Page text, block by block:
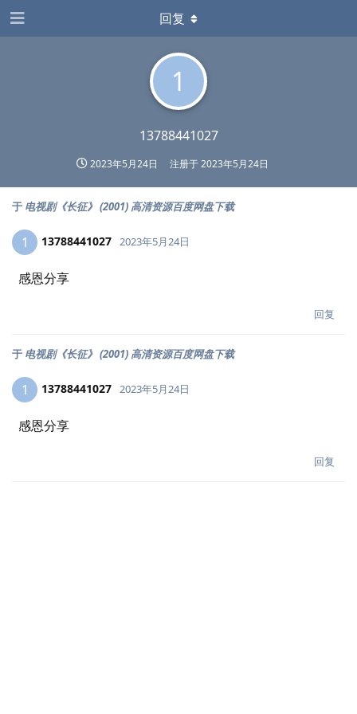
1
13788441027
2023年5月24日 注册于2023年5月24日
回复
于 电视剧《长征》 (2001) 高清资源百度网盘下载
1 13788441027 2023年5月24日
感恩分享
回复
于 电视剧《长征》 (2001) 高清资源百度网盘下载
1 13788441027 2023年5月24日
感恩分享
回复